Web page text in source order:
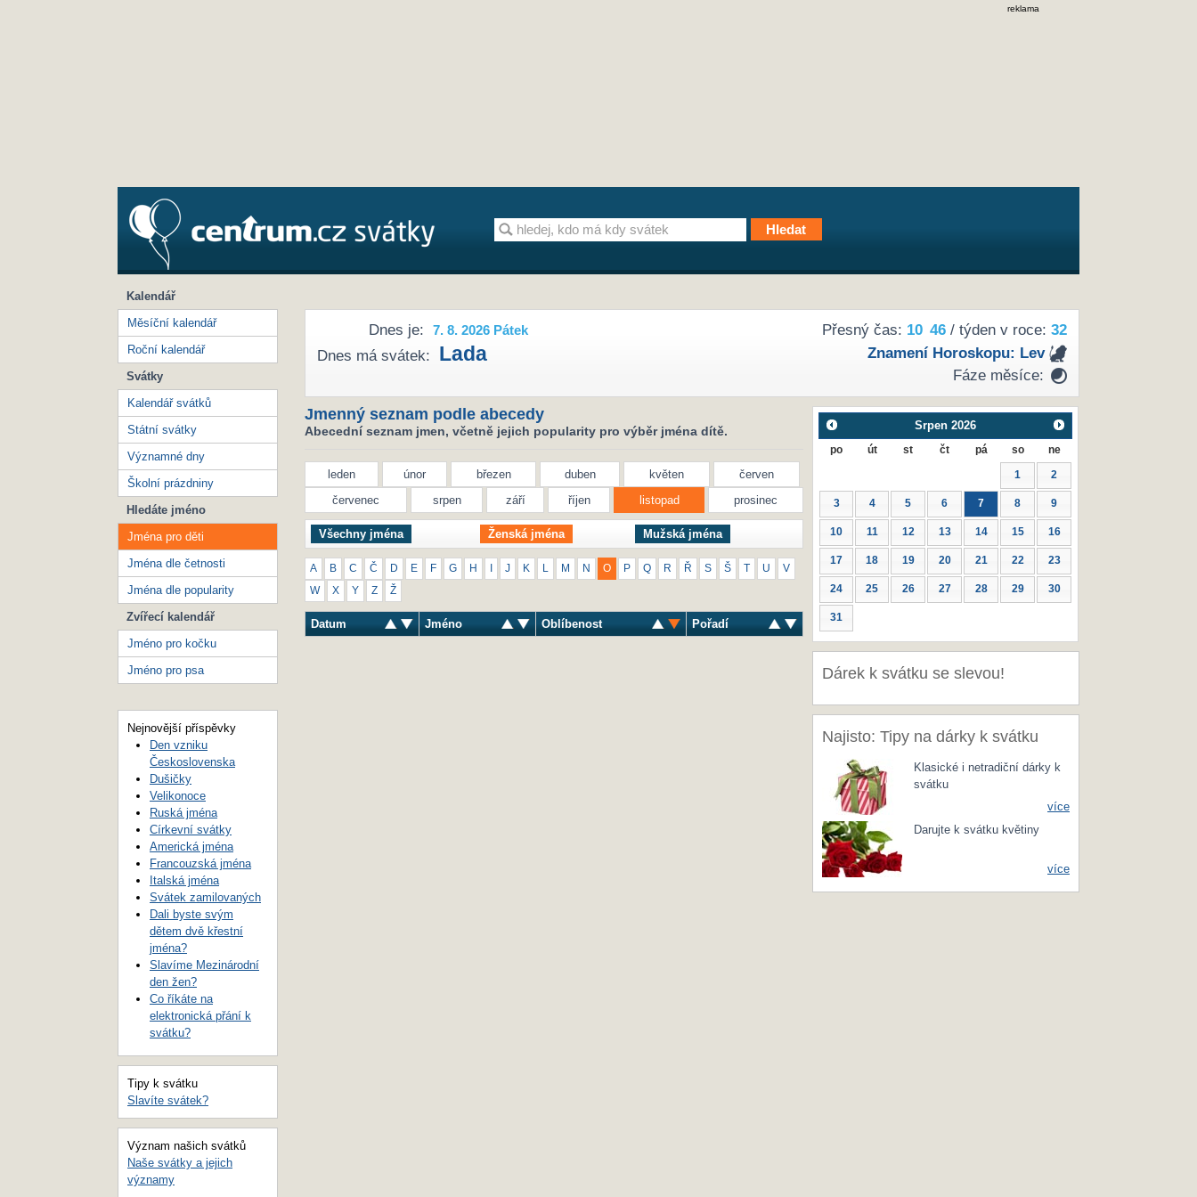
reklama
Přesný čas: 10 46/ týden v roce: 32
Znamení Horoskopu: Lev
Fáze měsíce:
Dnes je: 7. 8. 2026 Pátek
Dnes má svátek: Lada
Jmenný seznam podle abecedy
Abecední seznam jmen, včetně jejich popularity pro výběr jména dítě.
leden únor březen duben květen
červen
červenec
srpen září říjen listopad prosinec
Všechny jména Ženská jména Mužská jména
A B C Č D E F G H J K M N O P Q R Ř S Š U V
W X Y Z Ž
Datum Jméno Oblíbenost Pořadí
Srpen 2026
po út st čt pá so ne
1 2
3 4 5 6 7 8 9
10 11 12 13 14 15 16
17 18 19 20 21 22 23
24 25 26 27 28 29 30
31
Dárek k svátku se slevou!
Najisto: Tipy na dárky k svátku
Klasické i netradiční dárky k
svátku
více
Darujte k svátku květiny
více
Kalendář
Měsíční kalendář
Roční kalendář
Svátky
Kalendář svátků
Státní svátky
Významné dny
Školní prázdniny
Hledáte jméno
Jména pro děti
Jména dle četnosti
Jména dle popularity
Zvířecí kalendář
Jméno pro kočku
Jméno pro psa
Nejnovější příspěvky
Den vzniku
Československa
Dušičky
Velikonoce
Ruská jména
Církevní svátky
Americká jména
Francouzská jména
Italská jména
Svátek zamilovaných
Dali byste svým
dětem dvě křestní
jména?
Slavíme Mezinárodní
den žen?
Co říkáte na
elektronická přání k
svátku?
Tipy k svátku
Slavíte svátek?
Význam našich svátků
Naše svátky a jejich
významy